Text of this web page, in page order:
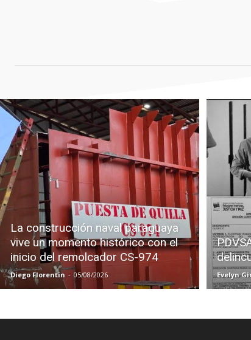
La construcción naval paraguaya
vive un momento histórico con el
inicio del remolcador CS-974
Diego Florentin - 05/08/2026 Evelyn